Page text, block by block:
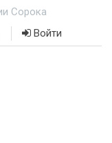
Сорока
Войти